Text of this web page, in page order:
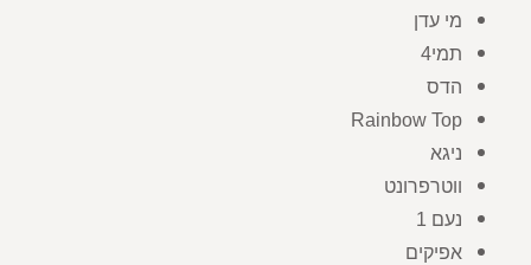
מי עדן
תמי4
הדס
Rainbow Top
ניגא
ווטרפרונט
נעם 1
אפיקים